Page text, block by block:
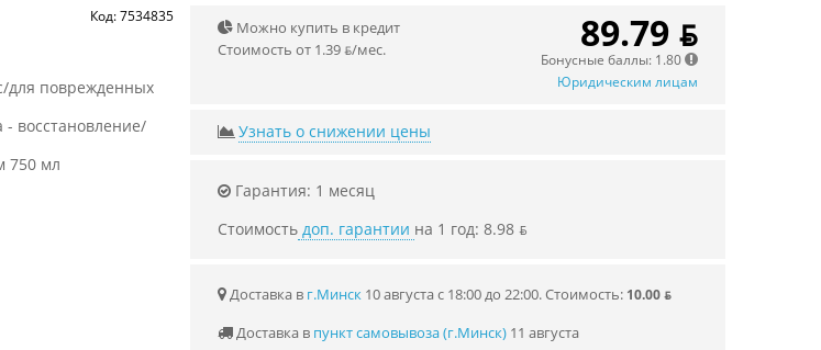
Код: 7534835
для поврежденных
- восстановление/
750 мл
Можно купить в кредит
Стоимость от 1.39 ƃ/мec.
89.79 ƃ
Бонусные баллы: 1.80
Юридическим лицам
Узнать о снижении цены
Гарантия: 1 месяц
Стоимостьдоп. гарантии на 1 год: 8.98 ƃ
Доставка в г.Минск10 августа с 18:00 до 22:00.Стоимость: 10.00 ƃ
Доставка в пункт самовывоза (г.Минск)11 августа